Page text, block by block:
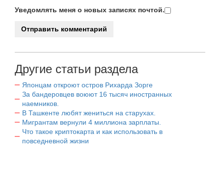
Уведомлять меня о новых записях почтой.
Другие статьи раздела
Японцам откроют остров Рихарда Зорге
За бандеровцев воюют 16 тысяч иностранных
наемников.
В Ташкенте любят жениться на старухах.
Мигрантам вернули 4 миллиона зарплаты.
Что такое криптокарта и как использовать в
повседневной жизни